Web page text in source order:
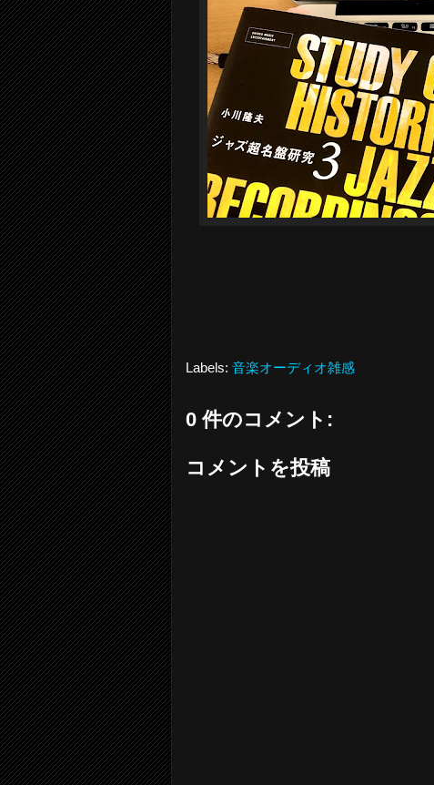
Labels: 音楽オーディオ雑感
0 件のコメント:
コメントを投稿